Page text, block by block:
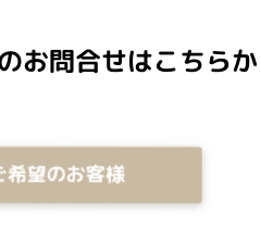
お問合せはこちら
希望のお客様